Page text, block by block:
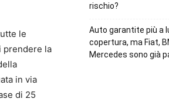
le
prendere la
in via
di 25
rischio?
Auto garantite più a
copertura, ma Fiat,
Mercedes sono già